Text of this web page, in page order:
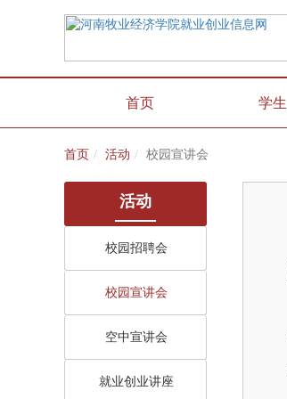
首页 学生
首页 活动 校园宣讲会
活动
校园招聘会
校园宣讲会
空中宣讲会
就业创业讲座